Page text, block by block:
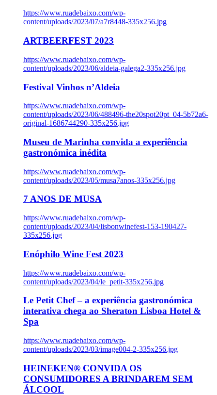
https://www.ruadebaixo.com/wp-
content/uploads/2023/07/a7r8448-335x256.jpg
ARTBEERFEST 2023
https://www.ruadebaixo.com/wp-
content/uploads/2023/06/aldeia-galega2-335x256.jpg
Festival Vinhos n’Aldeia
https://www.ruadebaixo.com/wp-
content/uploads/2023/06/488496-the20spot20pt_04-5b72a6-
original-1686744290-335x256.jpg
Museu de Marinha convida a experiência
gastronómica inédita
https://www.ruadebaixo.com/wp-
content/uploads/2023/05/musa7anos-335x256.jpg
7 ANOS DE MUSA
https://www.ruadebaixo.com/wp-
content/uploads/2023/04/lisbonwinefest-153-190427-
335x256.jpg
Enóphilo Wine Fest 2023
https://www.ruadebaixo.com/wp-
content/uploads/2023/04/le_petit-335x256.jpg
Le Petit Chef – a experiência gastronómica
interativa chega ao Sheraton Lisboa Hotel &
Spa
https://www.ruadebaixo.com/wp-
content/uploads/2023/03/image004-2-335x256.jpg
HEINEKEN® CONVIDA OS
CONSUMIDORES A BRINDAREM SEM
ÁLCOOL